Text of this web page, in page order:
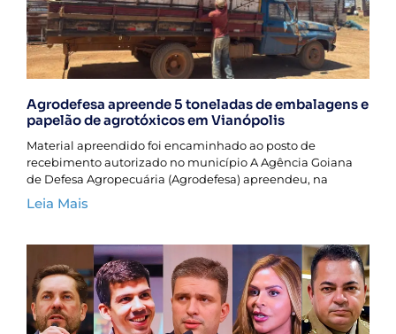
Agrodefesa apreende 5 toneladas de embalagens e
papelão de agrotóxicos em Vianópolis
Material apreendido foi encaminhado ao posto de
recebimento autorizado no município A Agência Goiana
de Defesa Agropecuária (Agrodefesa) apreendeu, na
Leia Mais